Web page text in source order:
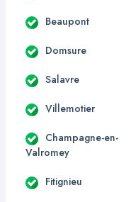
Beaupont
Domsure
Salavre
Villemotier
Champagne-en-
Valromey
Fitignieu